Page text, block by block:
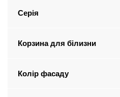
Серія
Корзина для білизни
Колір фасаду